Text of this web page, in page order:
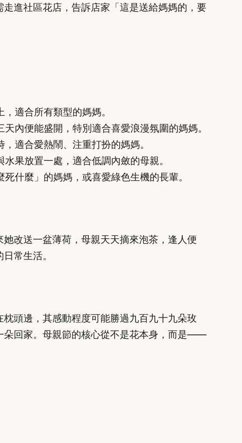
進社區花店，告訴店家「這是送給媽媽的，要
適合所有類型的媽媽。
內便能盛開，特別適合喜愛浪漫氛圍的媽媽。
適合愛熱鬧、注重打扮的媽媽。
果放置一處，適合低調內斂的母親。
什麼」的媽媽，或喜愛綠色生機的長輩。
改送一盆薄荷，母親天天摘來泡茶，逢人便
常生活。
頭邊，其感動程度可能勝過九百九十九朵玫
朵回家。母親節的核心從不是花本身，而是——